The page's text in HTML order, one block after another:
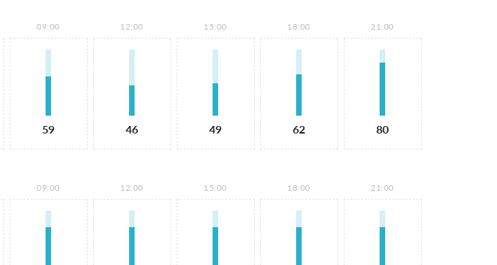
09:00
59
12:00
46
15:00
49
18:00
62
21:00
80
09:00 12:00 15:00 18:00 21:00